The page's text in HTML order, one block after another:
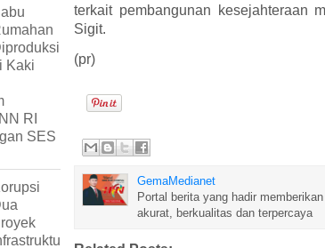
terkait pembangunan kesejahteraan
Sigit.
(pr)
GemaMedianet
Portal berita yang hadir
akurat, berkualitas dan terpercaya
Kaki
RI
SES